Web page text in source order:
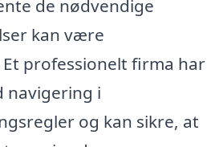
de nødvendige
kan være
professionelt firma har
navigering i
og kan sikre, at